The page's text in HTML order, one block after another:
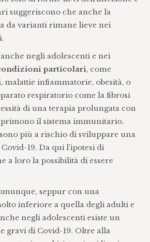
suggeriscono che anche la
da varianti rimane lieve nei
negli adolescenti e nei
particolari, come
malattie infiammatorie, obesità, o
respiratorio come la fibrosi
di una terapia prolungata con
il sistema immunitario.
più a rischio di sviluppare una
19. Da qui l’ipotesi di
a loro la possibilità di essere
seppur con una
inferiore a quella degli adulti e
negli adolescenti esiste un
gravi di Covid-19. Oltre alla